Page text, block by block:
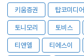
키움증권 탑코미디어
토니모리 토비스
티앤엘 티에스이